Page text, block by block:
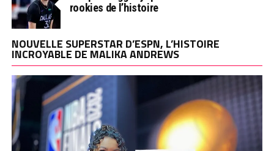
rookies de l’histoire
NOUVELLE SUPERSTAR D’ESPN, L’HISTOIRE
INCROYABLE DE MALIKA ANDREWS